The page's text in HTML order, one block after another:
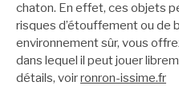
chaton. En effet, ces objets
risques d’étouffement ou de
environnement sûr, vous
dans lequel il peut jouer
détails, voirronron-issime.fr